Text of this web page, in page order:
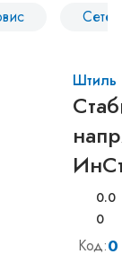
Штиль
0.0
0
Код: